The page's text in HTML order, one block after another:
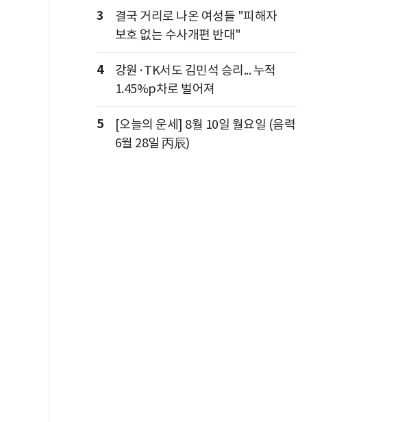
3
결국 거리로 나온 여성들 "피해자
보호 없는 수사개편 반대"
4
강원·TK서도 김민석 승리... 누적
1.45%p차로 벌어져
5
[오늘의 운세] 8월 10일 월요일 (음력
6월 28일 丙辰)